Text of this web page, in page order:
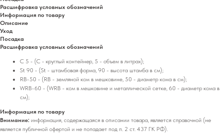
Расшифровка условных обозначений
Информация по товару
Описание
Уход
Посадка
Расшифровка условных обозначений
C 5 - (C - круглый контейнер, 5 - объем в литрах);
St 90 - (St - штамбовая форма, 90 - высота штамба в см);
RB-50 - (RB - земляной ком в мешковине, 50 - диаметр кома в см);
WRB-60 - (WRB - ком в мешковине и металлической сетке, 60 - диаметр кома в
см);
Информация по товару
Внимание: информация, содержащаяся в описании товара, является справочной (не
является публичной офертой и не попадает под п. 2 ст. 437 ГК РФ).